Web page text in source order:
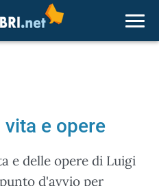
e opere
e delle opere di Luigi
d'avvio per